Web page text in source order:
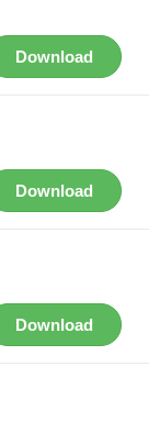
Download
Download
Download